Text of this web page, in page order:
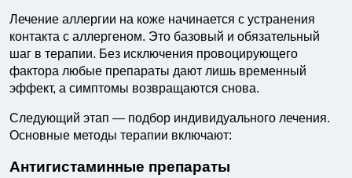
Лечение аллергии на коже начинается с устранения
контакта с аллергеном. Это базовый и обязательный
шаг в терапии. Без исключения провоцирующего
фактора любые препараты дают лишь временный
эффект, а симптомы возвращаются снова.
Следующий этап — подбор индивидуального лечения.
Основные методы терапии включают:
Антигистаминные препараты